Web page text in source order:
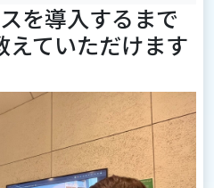
を導入するまで
えていただけます